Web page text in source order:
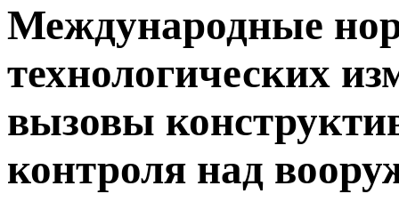
Международные
технологических
вызовы
контроля над